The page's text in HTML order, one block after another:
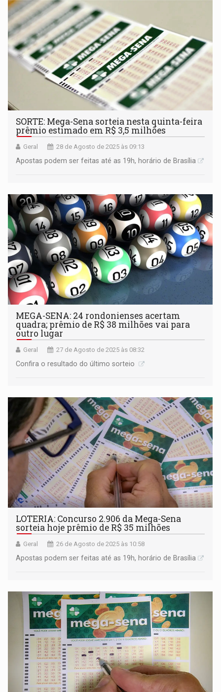
SORTE: Mega-Sena sorteia nesta quinta-feira
prêmio estimado em R$ 3,5 milhões
Geral 28 de Agosto de 2025 às 09:13
Apostas podem ser feitas até as 19h, horário de Brasília
MEGA-SENA: 24 rondonienses acertam
quadra; prêmio de R$ 38 milhões vai para
outro lugar
Geral 27 de Agosto de 2025 às 08:32
Confira o resultado do último sorteio
LOTERIA: Concurso 2.906 da Mega-Sena
sorteia hoje prêmio de R$ 35 milhões
Geral 26 de Agosto de 2025 às 10:58
Apostas podem ser feitas até as 19h, horário de Brasília